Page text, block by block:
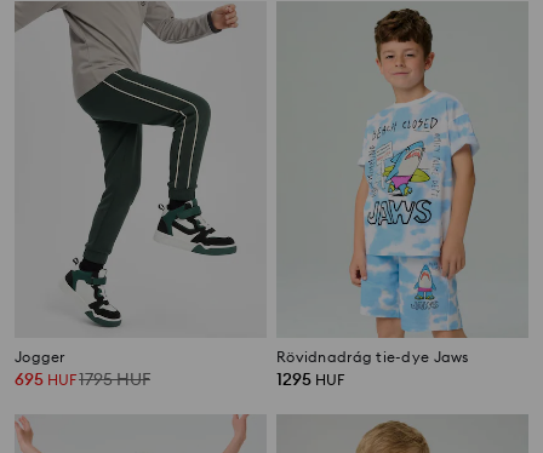
Jogger
695 HUF1795HUF
Rövidnadrág tie-dye Jaws
1295 HUF